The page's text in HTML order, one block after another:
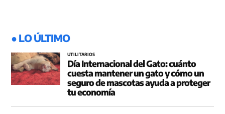
● LO ÚLTIMO
UTILITARIOS
Día Internacional del Gato: cuánto
cuesta mantener un gato y cómo un
seguro de mascotas ayuda a proteger
tu economía